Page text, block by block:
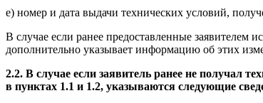
е) номер и дата выдачи технических условий,
В случае если ранее предоставленные заявителем
дополнительно указывает информацию об этих
2.2. В случае если заявитель ранее не получал
в пунктах 1.1 и 1.2, указываются следующие